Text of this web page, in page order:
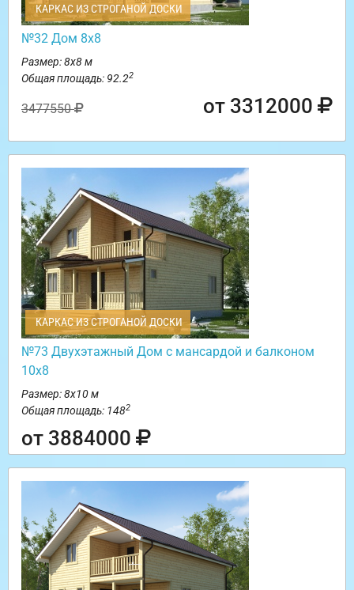
КАРКАС ИЗ СТРОГАНОЙ ДОСКИ
№32 Дом 8х8
Размер: 8х8 м
Общая площадь: 92.22
3477550 от 3312000
КАРКАС ИЗ СТРОГАНОЙ ДОСКИ
№73 Двухэтажный Дом с мансардой и балконом
10х8
Размер: 8х10 м
Общая площадь: 1482
от 3884000